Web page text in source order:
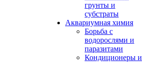
грунты и
субстраты
Аквариумная химия
Борьба с
водорослями и
паразитами
Кондиционеры и